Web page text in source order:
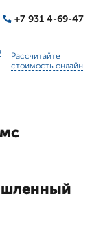
+7 931 4-69-47
Рассчитайте
стоимость онлайн